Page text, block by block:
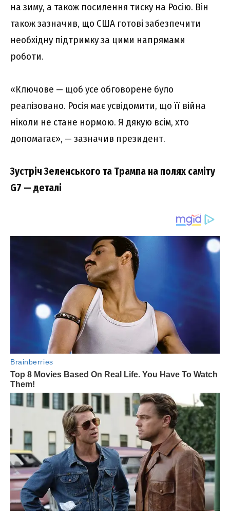
на зиму, а також посилення тиску на Росію. Він
також зазначив, що США готові забезпечити
необхідну підтримку за цими напрямами
роботи.
«Ключове — щоб усе обговорене було
реалізовано. Росія має усвідомити, що її війна
ніколи не стане нормою. Я дякую всім, хто
допомагає», — зазначив президент.
Зустріч Зеленського та Трампа на полях саміту
G7 — деталі